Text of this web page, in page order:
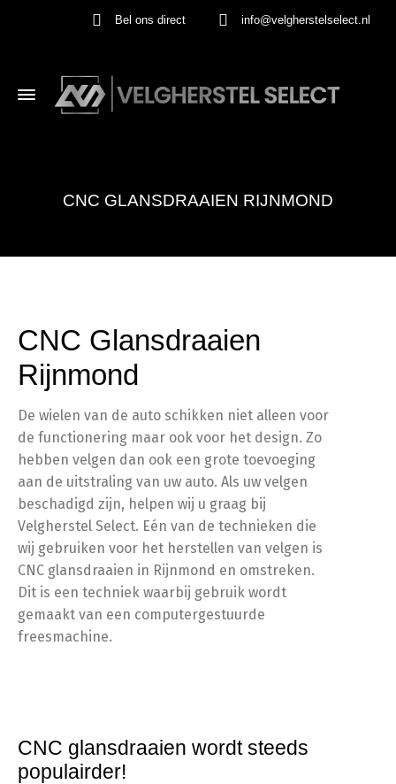
Bel ons direct info@velgherstelselect.nl
CNC GLANSDRAAIEN RIJNMOND
CNC Glansdraaien
Rijnmond
De wielen van de auto schikken niet alleen voor
de functionering maar ook voor het design. Zo
hebben velgen dan ook een grote toevoeging
aan de uitstraling van uw auto. Als uw velgen
beschadigd zijn, helpen wij u graag bij
Velgherstel Select. Eén van de technieken die
wij gebruiken voor het herstellen van velgen is
CNC glansdraaien in Rijnmond en omstreken.
Dit is een techniek waarbij gebruik wordt
gemaakt van een computergestuurde
freesmachine.
CNC glansdraaien wordt steeds
populairder!